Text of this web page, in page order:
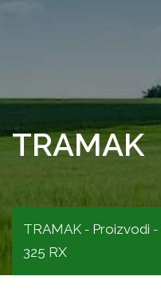
TRAMAK
TRAMAK - Proizvodi -
325 RX